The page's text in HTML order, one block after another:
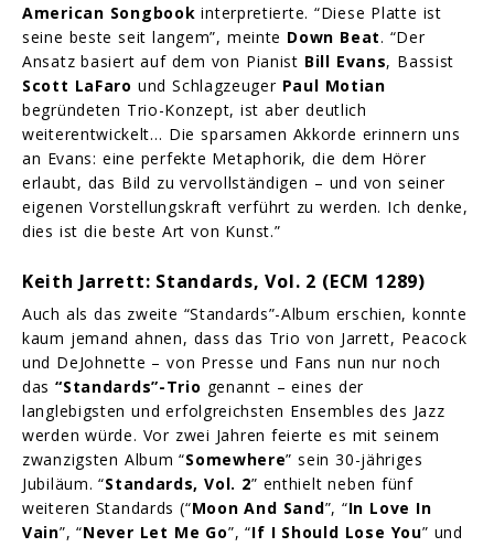
American Songbook interpretierte. “Diese Platte ist
seine beste seit langem”, meinte Down Beat. “Der
Ansatz basiert auf dem von Pianist Bill Evans, Bassist
Scott LaFaro und Schlagzeuger Paul Motian
begründeten Trio-Konzept, ist aber deutlich
weiterentwickelt… Die sparsamen Akkorde erinnern uns
an Evans: eine perfekte Metaphorik, die dem Hörer
erlaubt, das Bild zu vervollständigen – und von seiner
eigenen Vorstellungskraft verführt zu werden. Ich denke,
dies ist die beste Art von Kunst.”
Keith Jarrett: Standards, Vol. 2 (ECM 1289)
Auch als das zweite “Standards”-Album erschien, konnte
kaum jemand ahnen, dass das Trio von Jarrett, Peacock
und DeJohnette – von Presse und Fans nun nur noch
das“Standards”-Trio genannt – eines der
langlebigsten und erfolgreichsten Ensembles des Jazz
werden würde. Vor zwei Jahren feierte es mit seinem
zwanzigsten Album “Somewhere” sein 30-jähriges
Jubiläum. “Standards, Vol. 2” enthielt neben fünf
weiteren Standards (“Moon And Sand”, “In Love In
Vain”, “Never Let Me Go”, “If I Should Lose You” und